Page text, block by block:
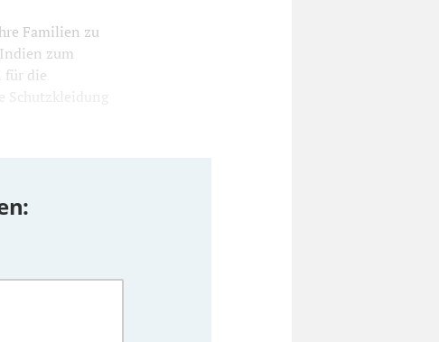
Familien zu
zum
für die